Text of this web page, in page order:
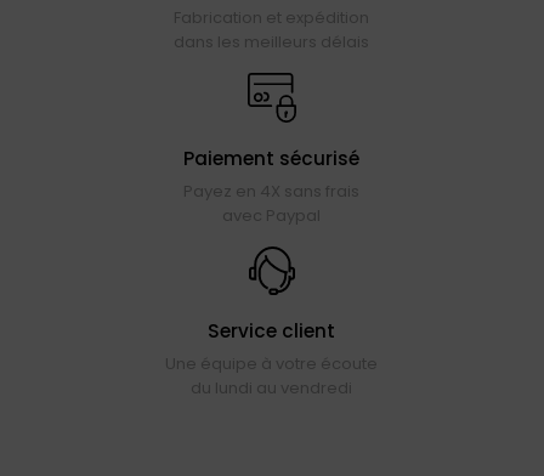
Fabrication et expédition
dans les meilleurs délais
Paiement sécurisé
Payez en 4X sans frais
avec Paypal
Service client
Une équipe à votre écoute
du lundi au vendredi